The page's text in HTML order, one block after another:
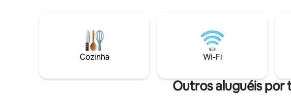
chiques e lojas isentas de impostos. Inclui
3 vagas de estacionamento subterrâneo
e armários de esqui para uma estadia
disponíveis mediante solicitação
Perfeito para Casais •
da cidade • Reserve com antecedência,
essas datas vão rápido!
Cozinha Wi-Fi
Outros aluguéis